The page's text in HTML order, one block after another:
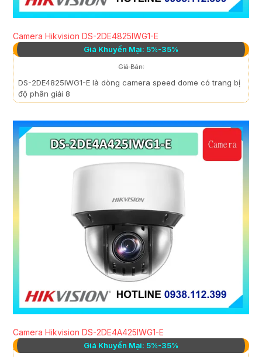
Camera Hikvision DS-2DE4825IWG1-E
Giá Khuyến Mại: 5%-35%
Giá Bán:
DS-2DE4825IWG1-E là dòng camera speed dome có trang bị
độ phân giải 8
Camera Hikvision DS-2DE4A425IWG1-E
Giá Khuyến Mại: 5%-35%